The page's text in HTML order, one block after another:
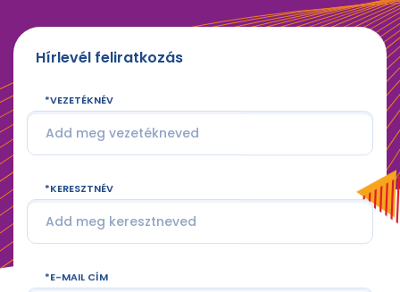
Hírlevél feliratkozás
VEZETÉKNÉV
KERESZTNÉV
E-MAIL CÍM